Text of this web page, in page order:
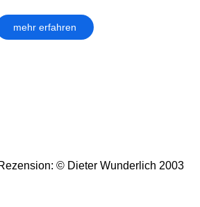
mehr erfahren
© Dieter Wunderlich 2003